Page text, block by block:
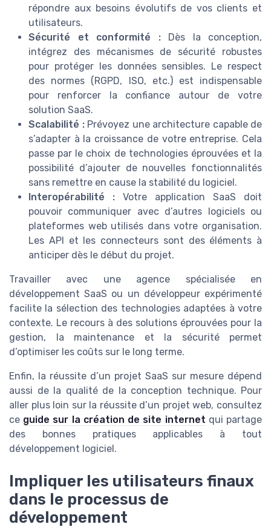
répondre aux besoins évolutifs de vos clients et
utilisateurs.
Sécurité et conformité :Dès la conception,
intégrez des mécanismes de sécurité robustes
pour protéger les données sensibles. Le respect
des normes (RGPD, ISO, etc.) est indispensable
pour renforcer la confiance autour de votre
solution SaaS.
Scalabilité :Prévoyez une architecture capable de
s’adapter à la croissance de votre entreprise. Cela
passe par le choix de technologies éprouvées et la
possibilité d’ajouter de nouvelles fonctionnalités
sans remettre en cause la stabilité du logiciel.
Interopérabilité : Votre application SaaS doit
pouvoir communiquer avec d’autres logiciels ou
plateformes web utilisés dans votre organisation.
Les API et les connecteurs sont des éléments à
anticiper dès le début du projet.
Travailler avec une agence spécialisée en
développement SaaS ou un développeur expérimenté
facilite la sélection des technologies adaptées à votre
contexte. Le recours à des solutions éprouvées pour la
gestion, la maintenance et la sécurité permet
d’optimiser les coûts sur le long terme.
Enfin, la réussite d’un projet SaaS sur mesure dépend
aussi de la qualité de la conception technique. Pour
aller plus loin sur la réussite d’un projet web, consultez
ce guide sur la création de site internet qui partage
des bonnes pratiques applicables à tout
développement logiciel.
Impliquer les utilisateurs finaux
dans le processus de
développement